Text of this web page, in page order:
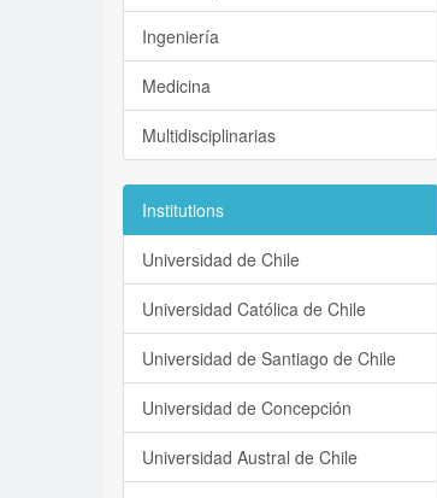
Ingeniería
Medicina
Multidisciplinarias
Institutions
Universidad de Chile
Universidad Católica de Chile
Universidad de Santiago de Chile
Universidad de Concepción
Universidad Austral de Chile